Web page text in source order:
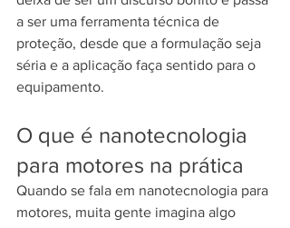
a ser uma ferramenta técnica de
proteção, desde que a formulação seja
séria e a aplicação faça sentido para o
equipamento.
O que é nanotecnologia
para motores na prática
Quando se fala em nanotecnologia para
motores, muita gente imagina algo